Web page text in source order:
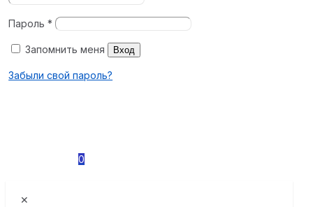
Пароль*
Запомнить меня Вход
Забыли свой пароль?
0
✕